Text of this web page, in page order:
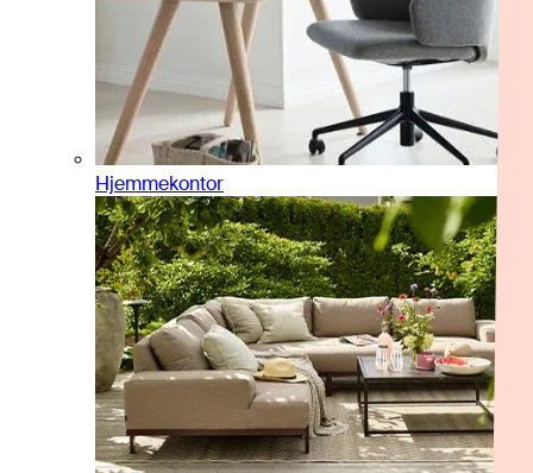
Hjemmekontor